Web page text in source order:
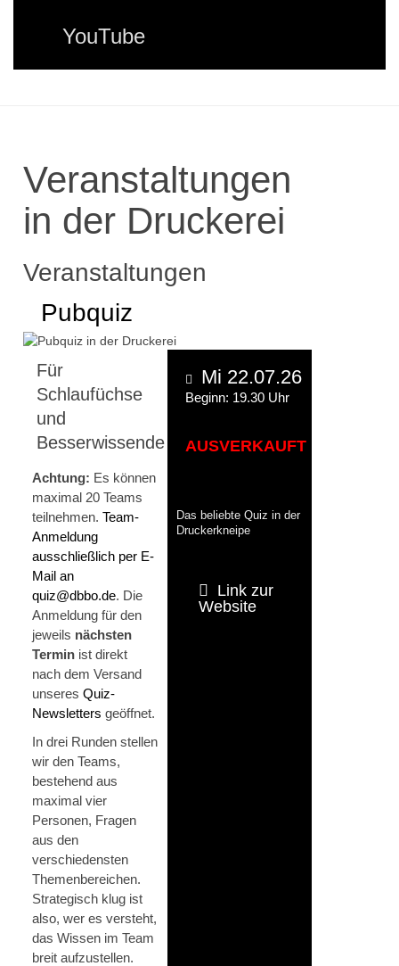
YouTube
Veranstaltungen
in der Druckerei
Veranstaltungen
Pubquiz
Für
Schlaufüchse
und
Besserwissende
Achtung: Es können
maximal 20 Teams
teilnehmen. Team-
Anmeldung
ausschließlich per E-
Mail an
quiz@dbbo.de. Die
Anmeldung für den
jeweils nächsten
Termin ist direkt
nach dem Versand
unseres Quiz-
Newsletters geöffnet.
In drei Runden stellen
wir den Teams,
bestehend aus
maximal vier
Personen, Fragen
aus den
verschiedensten
Themen­bereichen.
Strategisch klug ist
also, wer es versteht,
das Wissen im Team
breit aufzustellen.
Mi 22.07.26
Beginn: 19.30 Uhr
AUSVERKAUFT
Das beliebte Quiz in der
Druckerkneipe
Link zur
Website